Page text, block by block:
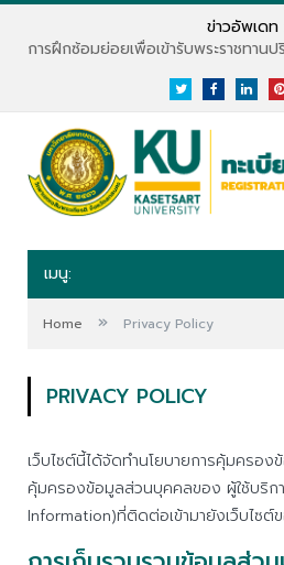
ข่าวอัพเดท
TwitterFacebook
เมนู:
Home » Privacy Policy
PRIVACY POLICY
เว็บไซต์นี้ได้จัดทำนโยบายการคุ้มครอ
คุ้มครองข้อมูลส่วนบุคคลของ ผู้ใช้บริก
Information)ที่ติดต่อเข้ามายังเว็บไซต์